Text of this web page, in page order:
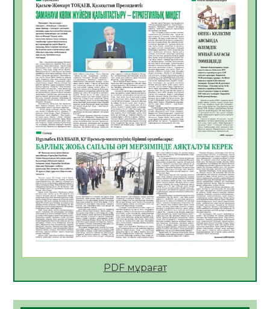
06.08.2026
58
Көкжөтел ауруы туралы
06.08.2026
56
АПВ вакцинасы туралы мәлімет
06.08.2026
57
Open Air: Қызылорда облысы полиция
департаменті 20 мыңнан астам
көрерменнің қауіпсіздігін қамтамасыз етті
06.08.2026
67
ҚЫЗЫЛОРДАДА «САНАЛЫ ҰРПАҚ –
ЖАРҚЫН БОЛАШАҚ» АТТЫ КЕҢЕЙТІЛГЕН
МӘЖІЛІС ӨТТІ
05.08.2026
68
Қазақстан Орталық Азиядағы көшуге ең
азаматтың міндеті
PDF мұрағат